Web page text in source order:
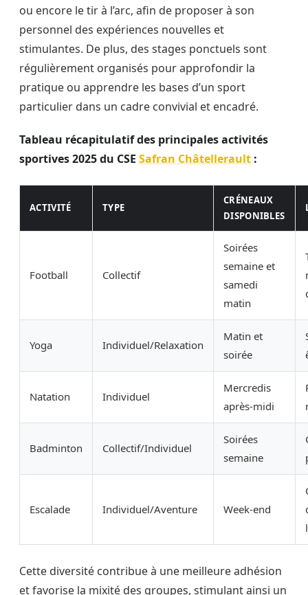
ou encore le tir à l’arc, afin de proposer à son
personnel des expériences nouvelles et
stimulantes. De plus, des stages ponctuels sont
régulièrement organisés pour approfondir la
pratique ou apprendre les bases d’un sport
particulier dans un cadre convivial et encadré.
Tableau récapitulatif des principales activités
sportives 2025 du CSE Safran Châtellerault :
ACTIVITÉ TYPE
CRÉNEAUX
DISPONIBLES
Football Collectif
Soirées
semaine et
samedi
matin
Yoga Individuel/Relaxation
Matin et
soirée
Natation Individuel
Mercredis
après-midi
Badminton Collectif/Individuel
Soirées
semaine
Escalade Individuel/Aventure Week-end
Cette diversité contribue à une meilleure adhésion
et favorise la mixité des groupes, stimulant ainsi un